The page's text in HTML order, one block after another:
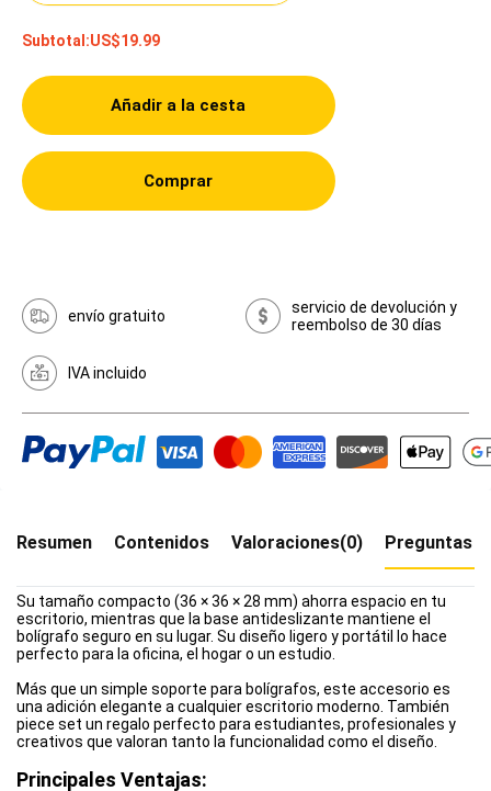
Subtotal:US$19.99
Añadir a la cesta
Comprar
envío gratuito
servicio de devolución y
reembolso de 30 días
IVA incluido
Resumen Contenidos Valoraciones(0) Preguntas
Su tamaño compacto (36 × 36 × 28 mm) ahorra espacio en tu
escritorio, mientras que la base antideslizante mantiene el
bolígrafo seguro en su lugar. Su diseño ligero y portátil lo hace
perfecto para la oficina, el hogar o un estudio.
Más que un simple soporte para bolígrafos, este accesorio es
una adición elegante a cualquier escritorio moderno. También
piece set un regalo perfecto para estudiantes, profesionales y
creativos que valoran tanto la funcionalidad como el diseño.
Principales Ventajas: